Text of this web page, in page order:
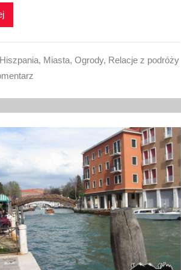
Hiszpania, Miasta, Ogrody, Relacje z podróży